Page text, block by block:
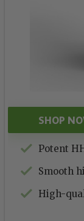
SHOP
Potent
Smooth
High-